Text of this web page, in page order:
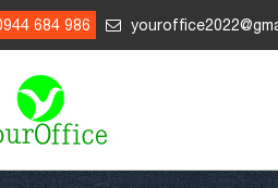
684 986